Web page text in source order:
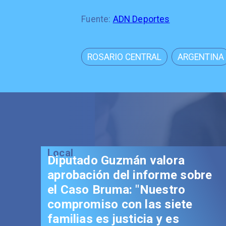
Fuente: ADN Deportes
ROSARIO CENTRAL ARGENTINA
Local
Diputado Guzmán valora
aprobación del informe sobre
el Caso Bruma: "Nuestro
compromiso con las siete
familias es justicia y es